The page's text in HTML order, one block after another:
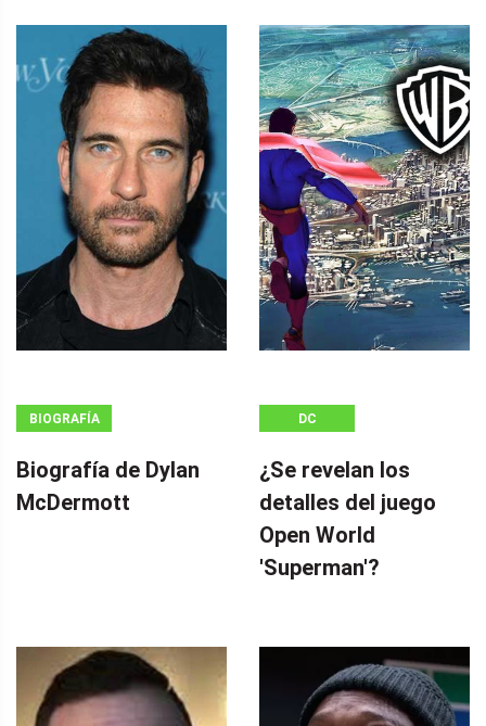
BIOGRAFÍA
Biografía de Dylan
McDermott
DC
¿Se revelan los
detalles del juego
Open World
'Superman'?